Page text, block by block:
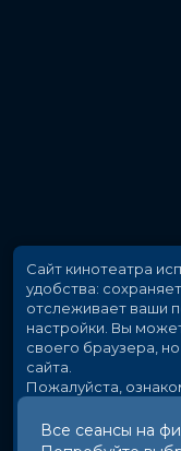
Все сеансы на
Сайт кинотеатра
удобства:
отслеживает ваши
настройки. Вы
своего браузера,
сайта.
Пожалуйста,